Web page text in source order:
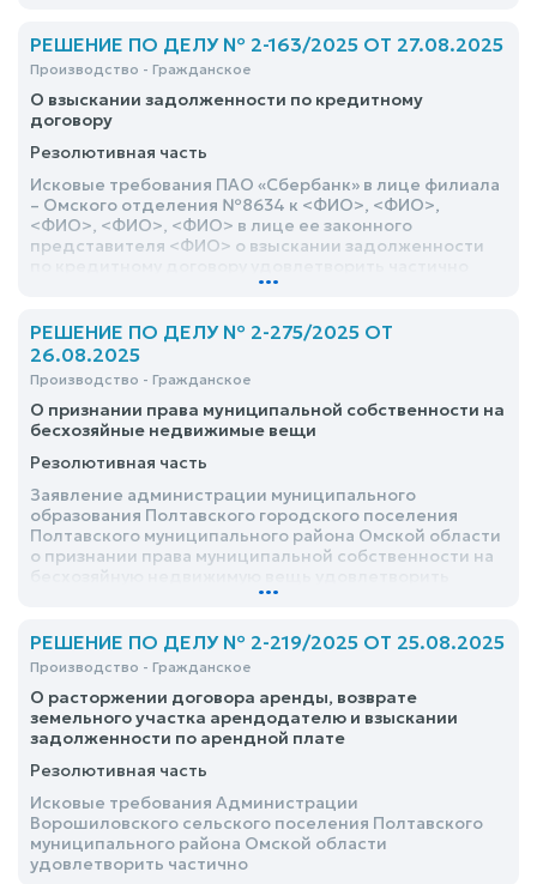
РЕШЕНИЕ ПО ДЕЛУ № 2-163/2025 ОТ 27.08.2025
Производство - Гражданское
О взыскании задолженности по кредитному
договору
Резолютивная часть
Исковые требования ПАО «Сбербанк» в лице филиала
– Омского отделения №8634 к <ФИО>, <ФИО>,
<ФИО>, <ФИО>, <ФИО> в лице ее законного
представителя <ФИО> о взыскании задолженности
...
РЕШЕНИЕ ПО ДЕЛУ № 2-275/2025 ОТ
26.08.2025
Производство - Гражданское
О признании права муниципальной собственности на
бесхозяйные недвижимые вещи
Резолютивная часть
Заявление администрации муниципального
образования Полтавского городского поселения
Полтавского муниципального района Омской области
о признании права муниципальной собственности на
...
РЕШЕНИЕ ПО ДЕЛУ № 2-219/2025 ОТ 25.08.2025
Производство - Гражданское
О расторжении договора аренды, возврате
земельного участка арендодателю и взыскании
задолженности по арендной плате
Резолютивная часть
Исковые требования Администрации
Ворошиловского сельского поселения Полтавского
муниципального района Омской области
удовлетворить частично